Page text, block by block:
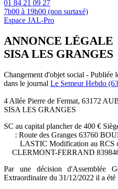
01 84 21 09 27
7h00 à 19h00 (non surtaxé)
Espace JAL-Pro
ANNONCE LÉGALE
SISA LES GRANGES
Changement d'objet social - Publiée
dans le journal Le Semeur Hebdo
4 Allée Pierre de Fermat, 63172
SISA LES GRANGES
SC au capital plancher de 400 €
: Route des Granges 63760
LASTIC Modification au RCS
CLERMONT-FERRAND
Par une décision d'Assemblée
Extraordinaire du 31/12/2022 il a été